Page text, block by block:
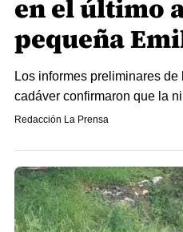
en el último
pequeña
Los informes preliminares de
cadáver confirmaron que la
Redacción La Prensa